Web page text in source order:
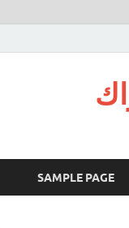
SAMPLE PAGE